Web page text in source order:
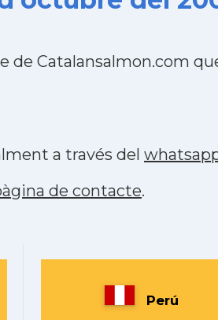
Catalansalmon.com
a través del
de contacte.
Perú